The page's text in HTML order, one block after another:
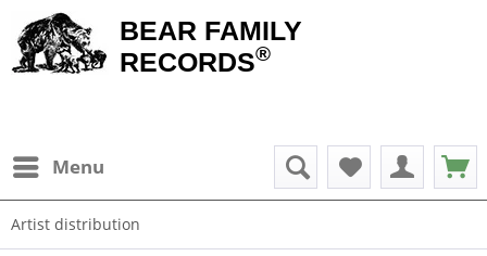
BEAR FAMILY
RECORDS®
Menu
Artist distribution